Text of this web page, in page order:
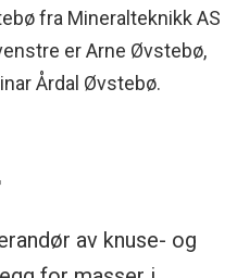
fra Mineralteknikk AS
er Arne Øvstebø,
Årdal Øvstebø.
av knuse- og